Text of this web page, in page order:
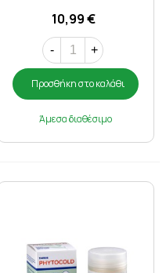
10,99 €
- +
Προσθήκη στο καλάθι
Άμεσα διαθέσιμο